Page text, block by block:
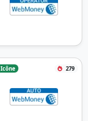
Icône 279